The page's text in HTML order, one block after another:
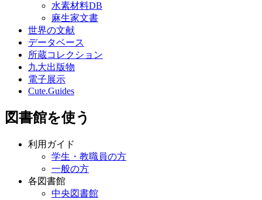
水素材料DB
麻生家文書
世界の文献
データベース
所蔵コレクション
九大出版物
電子展示
Cute.Guides
図書館を使う
利用ガイド
学生・教職員の方
一般の方
各図書館
中央図書館